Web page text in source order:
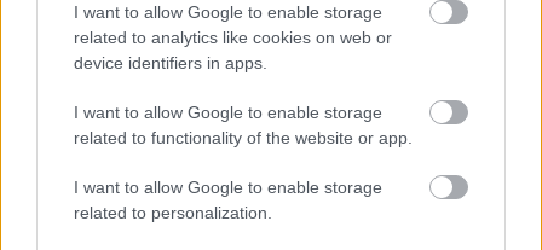
I want to allow Google to enable storage
related to analytics like cookies on web or
device identifiers in apps.
I want to allow Google to enable storage
related to functionality of the website or app.
I want to allow Google to enable storage
related to personalization.
CZUNYINÉ HARCA A GMAIL ÉS AZ ÖNKÉNY ELLEN
- LETILTOTTA A GOOGLE A VÉDVONAL LEVELEZŐ
Nem vicc! A Fidesz maradéka tényleg egy ingyenes e-mail